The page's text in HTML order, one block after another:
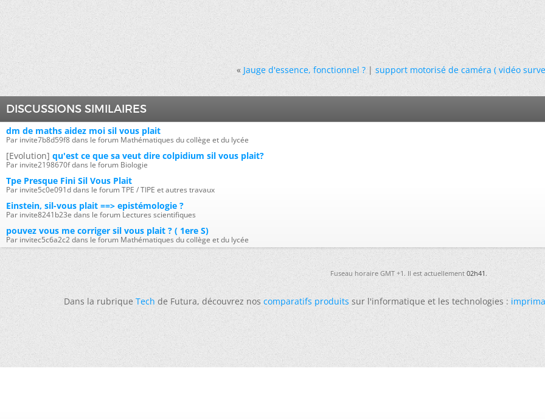
« Jauge d'essence, fonctionnel ?|support motorisé de caméra ( vidéo
DISCUSSIONS SIMILAIRES
dm de maths aidez moi sil vous plait
Par invite7b8d59f8 dans le forum Mathématiques du collège et du lycée
[Evolution] qu'est ce que sa veut dire colpidium sil vous plait?
Par invite2198670f dans le forum Biologie
Tpe Presque Fini Sil Vous Plait
Par invite5c0e091d dans le forum TPE / TIPE et autres travaux
Einstein, sil-vous plait ==> epistémologie ?
Par invite8241b23e dans le forum Lectures scientifiques
pouvez vous me corriger sil vous plait ? ( 1ere S)
Par invitec5c6a2c2 dans le forum Mathématiques du collège et du lycée
Fuseau horaire GMT +1. Il est actuellement02h41.
Dans la rubriqueTechde Futura, découvrez noscomparatifs produitssur l'informatique et les technologies :